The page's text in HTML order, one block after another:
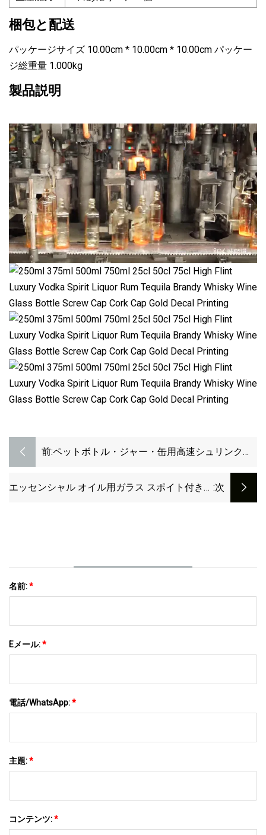
梱包と配送
パッケージサイズ 10.00cm * 10.00cm * 10.00cm パッケー
ジ総重量 1.000kg
製品説明
前:ペットボトル・ジャー・缶用高速シュリンクス
エッセンシャル オイル用ガラス スポイト付き卸 :次
名前:*
Eメール:*
電話/WhatsApp:*
主題:*
コンテンツ:*